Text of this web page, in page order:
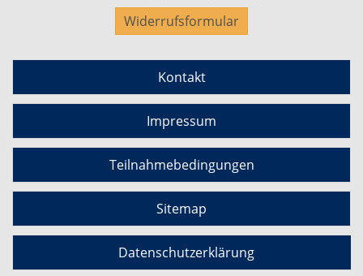
Widerrufsformular
Kontakt
Impressum
Teilnahmebedingungen
Sitemap
Datenschutzerklärung